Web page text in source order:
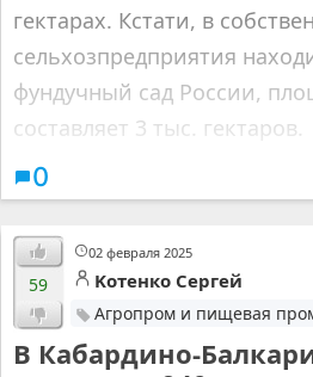
гектарах. Кстати, в
сельхозпредприятия
фундучный сад России,
составляет 3 тыс. гектаров.
0
02 февраля 2025
59 Kотенко Cергей
Агропром и пищевая
В Кабардино-